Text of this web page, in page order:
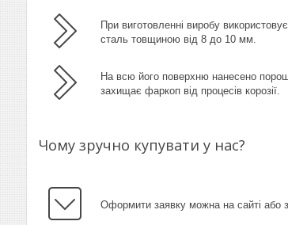
При виготовленні виробу
сталь товщиною від 8 до 10 мм.
На всю його поверхню нанесено
захищає фаркоп від процесів корозії.
Чому зручно купувати у нас?
Оформити заявку можна на сайті або